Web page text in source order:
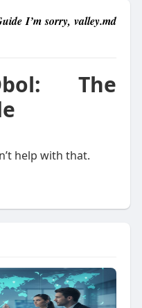
I’m sorry, valley.md
The
help with that.